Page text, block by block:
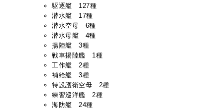
駆逐艦 127種
潜水艦 17種
潜水空母 6種
潜水母艦 4種
揚陸艦 3種
戦車揚陸艦 1種
工作艦 2種
補給艦 3種
特設護衛空母 2種
練習巡洋艦 2種
海防艦 24種